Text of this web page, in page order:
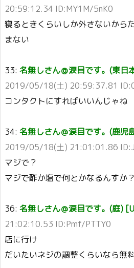
20:59:12.34 ID:MY1M/5nK0
寝るときくらいしか外さないから
まない
33: 名無しさん＠涙目です。(東日
2019/05/18(土) 20:59:37.81
コンタクトにすればいいんじゃね
34: 名無しさん＠涙目です。(鹿児
2019/05/18(土) 21:01:01.86
マジで？
マジで酢か塩で何とかなるんすか？
36: 名無しさん＠涙目です。(庭)
21:02:10.53 ID:Pmf/PTTY0
店に行け
だいたいネジの調整くらいなら無